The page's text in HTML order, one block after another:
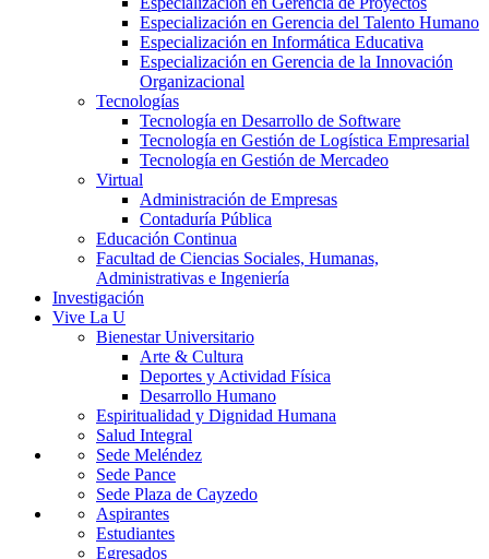
Especialización en Gerencia del Talento Humano
Especialización en Informática Educativa
Especialización en Gerencia de la Innovación
Organizacional
Tecnologías
Tecnología en Desarrollo de Software
Tecnología en Gestión de Logística Empresarial
Tecnología en Gestión de Mercadeo
Virtual
Administración de Empresas
Contaduría Pública
Educación Continua
Facultad de Ciencias Sociales, Humanas,
Administrativas e Ingeniería
Investigación
Vive La U
Bienestar Universitario
Arte & Cultura
Deportes y Actividad Física
Desarrollo Humano
Espiritualidad y Dignidad Humana
Salud Integral
Sede Meléndez
Sede Pance
Sede Plaza de Cayzedo
Aspirantes
Estudiantes
Egresados